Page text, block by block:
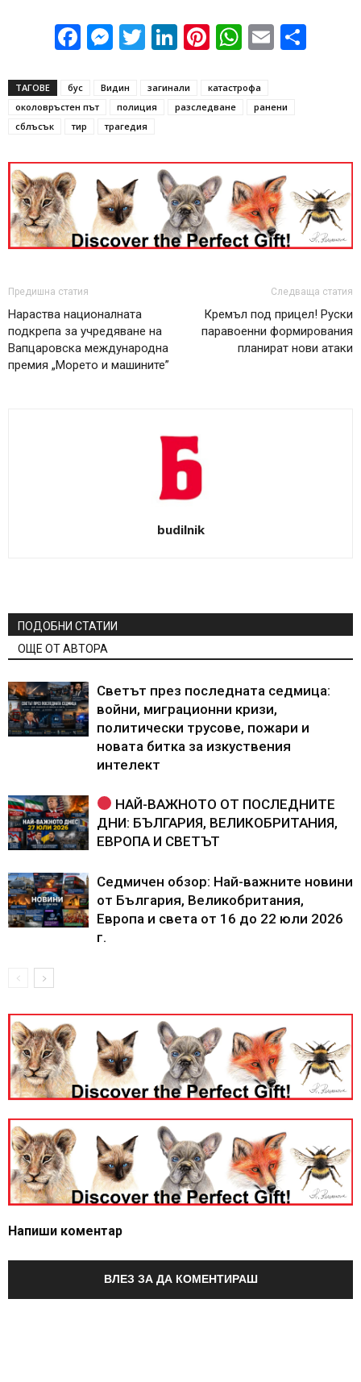
Facebook
Messenger
Twitter
LinkedIn
Pinterest
WhatsApp
Email
ТАГОВЕ бус Видин загинали
катастрофа
околовръстен път
полиция разследване
ранени
сблъсък
тир трагедия
Предишна статия
Нараства националната
подкрепа за учредяване на
Вапцаровска международна
премия „Морето и машините”
Следваща статия
Кремъл под прицел! Руски
паравоенни формирования
планират нови атаки
budilnik
ПОДОБНИ СТАТИИ
ОЩЕ ОТ АВТОРА
Светът през последната седмица:
войни, миграционни кризи,
политически трусове, пожари и
новата битка за изкуствения
интелект
НАЙ-ВАЖНОТО ОТ ПОСЛЕДНИТЕ
ДНИ: БЪЛГАРИЯ, ВЕЛИКОБРИТАНИЯ,
ЕВРОПА И СВЕТЪТ
Седмичен обзор: Най-важните новини
от България, Великобритания,
Европа и света от 16 до 22 юли 2026
г.
Напиши коментар
ВЛЕЗ ЗА ДА КОМЕНТИРАШ